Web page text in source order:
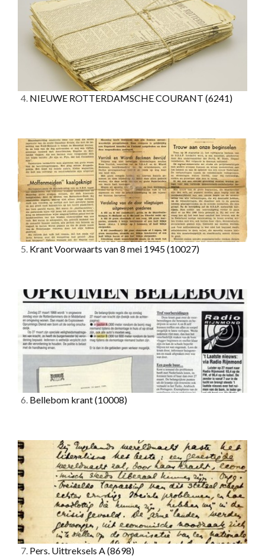
4. NIEUWE ROTTERDAMSCHE COURANT (6241)
5. Krant Voorwaarts van 8 mei 1945(10027)
6. Bellebom krant(10008)
7. Pers. Uittreksels A(8698)